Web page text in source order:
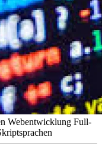
Webentwicklung Full-